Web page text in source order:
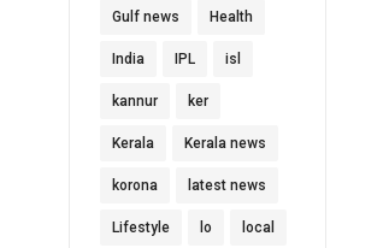
Gulf news Health
India IPL isl
kannur ker
Kerala Kerala news
korona latest news
Lifestyle lo local